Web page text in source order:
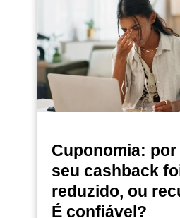
Cuponomia: por
seu cashback
reduzido, ou
É confiável?